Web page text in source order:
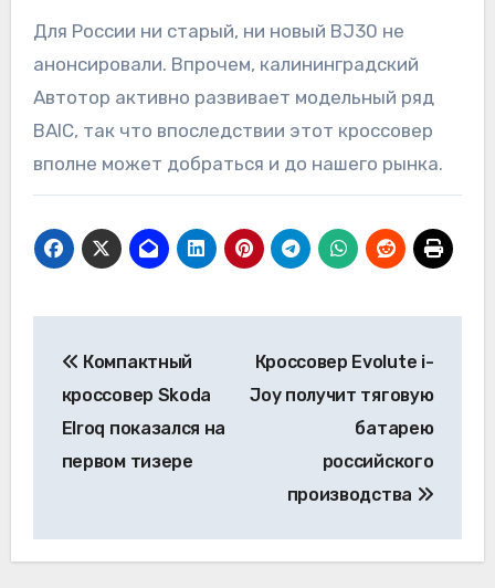
Для России ни старый, ни новый BJ30 не
анонсировали. Впрочем, калининградский
Автотор активно развивает модельный ряд
BAIC, так что впоследствии этот кроссовер
вполне может добраться и до нашего рынка.
по
записям
Компактный
кроссовер Skoda
Elroq показался на
первом тизере
Кроссовер Evolute i-
Joy получит тяговую
батарею
российского
производства